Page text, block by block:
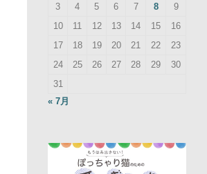
3
4 5 6 7 8
9
10
11 12 13 14 15
16
17
18 19 20 21 22
23
24
25 26 27 28 29
30
31
« 7月